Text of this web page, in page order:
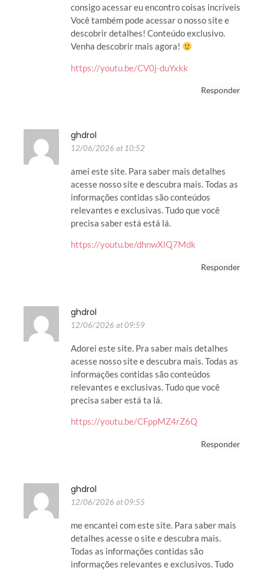
consigo acessar eu encontro coisas incríveis
Você também pode acessar o nosso site e
descobrir detalhes! Conteúdo exclusivo.
Venha descobrir mais agora!
https://youtu.be/CV0j-duYxkk
Responder
ghdrol
12/06/2026 at 10:52
amei este site. Para saber mais detalhes
acesse nosso site e descubra mais. Todas as
informações contidas são conteúdos
relevantes e exclusivas. Tudo que você
precisa saber está está lá.
https://youtu.be/dhnwXlQ7Mdk
Responder
ghdrol
12/06/2026 at 09:59
Adorei este site. Pra saber mais detalhes
acesse nosso site e descubra mais. Todas as
informações contidas são conteúdos
relevantes e exclusivas. Tudo que você
precisa saber está ta lá.
https://youtu.be/CFppMZ4rZ6Q
Responder
ghdrol
12/06/2026 at 09:55
me encantei com este site. Para saber mais
detalhes acesse o site e descubra mais.
Todas as informações contidas são
informações relevantes e exclusivos. Tudo